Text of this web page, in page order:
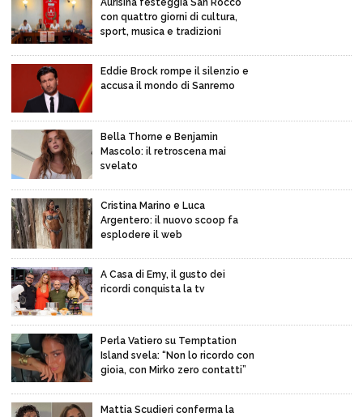
con quattro giorni di cultura,
sport, musica e tradizioni
Eddie Brock rompe il silenzio e
accusa il mondo di Sanremo
Bella Thorne e Benjamin
Mascolo: il retroscena mai
svelato
Cristina Marino e Luca
Argentero: il nuovo scoop fa
esplodere il web
A Casa di Emy, il gusto dei
ricordi conquista la tv
Perla Vatiero su Temptation
Island svela: “Non lo ricordo con
gioia, con Mirko zero contatti”
Mattia Scudieri conferma la